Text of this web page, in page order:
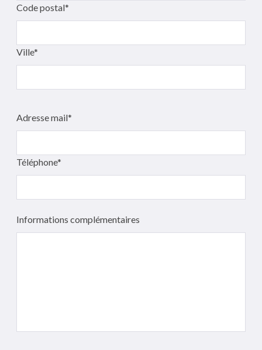
Code postal*
Ville*
Adresse mail*
Téléphone*
Informations complémentaires